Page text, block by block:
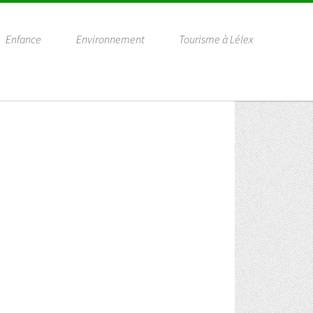
Enfance Environnement Tourisme à Lélex